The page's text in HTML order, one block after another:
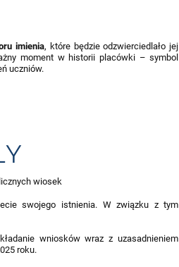
imienia, które będzie odzwierciedlało jej
moment w historii placówki – symbol
uczniów.
wiosek
swojego istnienia. W związku z tym
wniosków wraz z uzasadnieniem
roku.